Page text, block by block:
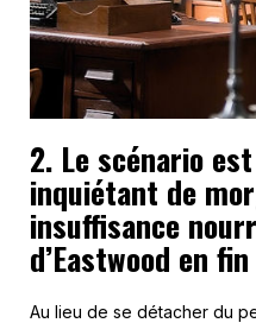
2. Le scénario
inquiétant de
insuffisance
d’Eastwood en
Au lieu de se détacher du